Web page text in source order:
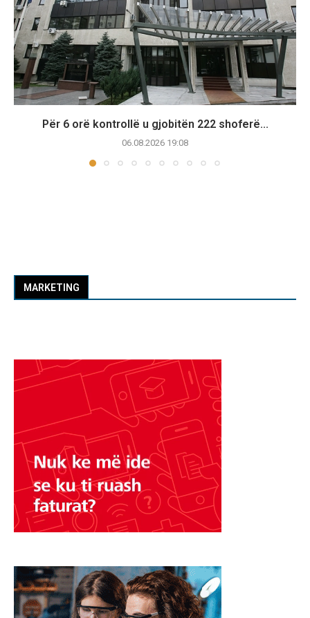
Për 6 orë kontrollë u gjobitën 222 shoferë...
06.08.2026 19:08
MARKETING